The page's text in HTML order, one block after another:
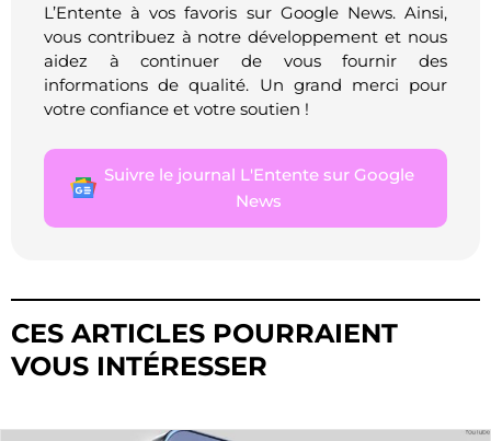
L’Entente à vos favoris sur Google News. Ainsi,
vous contribuez à notre développement et nous
aidez à continuer de vous fournir des
informations de qualité. Un grand merci pour
votre confiance et votre soutien !
Suivre le journal L'Entente sur Google
News
CES ARTICLES POURRAIENT
VOUS INTÉRESSER